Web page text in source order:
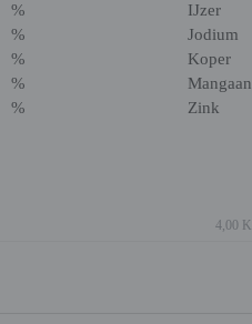
%
IJzer
%
Jodium
%
Koper
%
Mangaan
% Zink
4,00